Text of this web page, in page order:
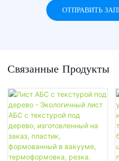
ОТПРАВИТЬ
Связанные Продукты